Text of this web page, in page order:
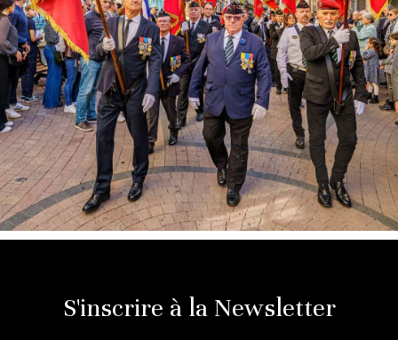
S'inscrire à la Newsletter